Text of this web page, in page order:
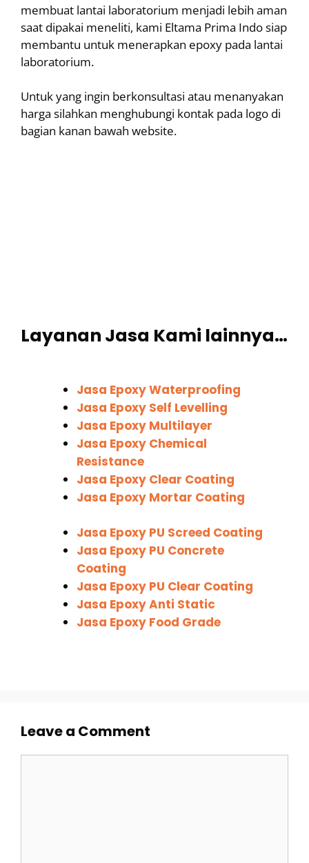
membuat lantai laboratorium menjadi lebih aman
saat dipakai meneliti, kami Eltama Prima Indo siap
membantu untuk menerapkan epoxy pada lantai
laboratorium.
Untuk yang ingin berkonsultasi atau menanyakan
harga silahkan menghubungi kontak pada logo di
bagian kanan bawah website.
Layanan Jasa Kami lainnya…
Jasa Epoxy Waterproofing
Jasa Epoxy Self Levelling
Jasa Epoxy Multilayer
Jasa Epoxy Chemical
Resistance
Jasa Epoxy Clear Coating
Jasa Epoxy Mortar Coating
Jasa Epoxy PU Screed Coating
Jasa Epoxy PU Concrete
Coating
Jasa Epoxy PU Clear Coating
Jasa Epoxy Anti Static
Jasa Epoxy Food Grade
Leave a Comment